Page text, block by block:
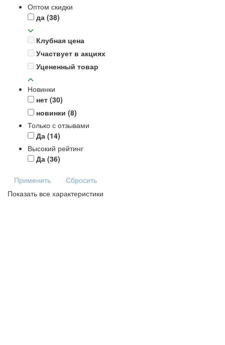
Оптом скидки
да (38)
Клубная цена
Участвует в акциях
Уцененный товар
Новинки
нет (30)
новинки (8)
Только с отзывами
Да (14)
Высокий рейтинг
Да (36)
Применить
Сбросить
Показать все характеристики